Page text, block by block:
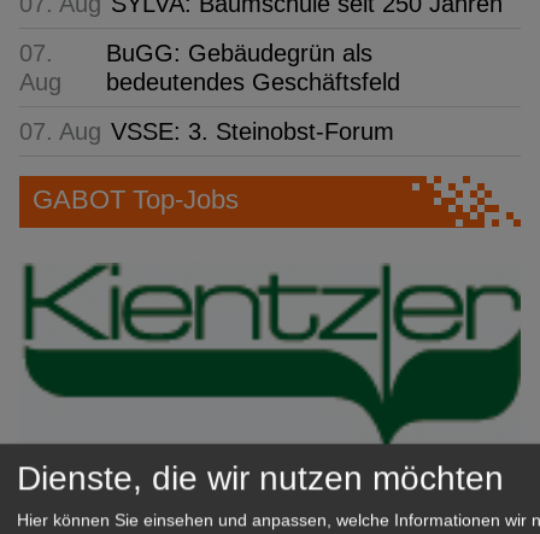
07.
Aug
BuGG: Gebäudegrün als
bedeutendes Geschäftsfeld
07. Aug VSSE: 3. Steinobst-Forum
GABOT Top-Jobs
Kientzler Jungpflanzen GmbH
& Co KG
Dienste, die wir nutzen möchten
Hier können Sie einsehen und anpassen, welche Informationen wir